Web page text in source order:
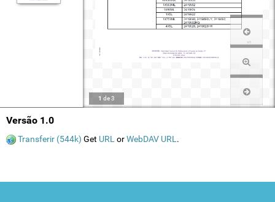
1 de3
Versão 1.0
Transferir (544k) Get URL orWebDAV URL .